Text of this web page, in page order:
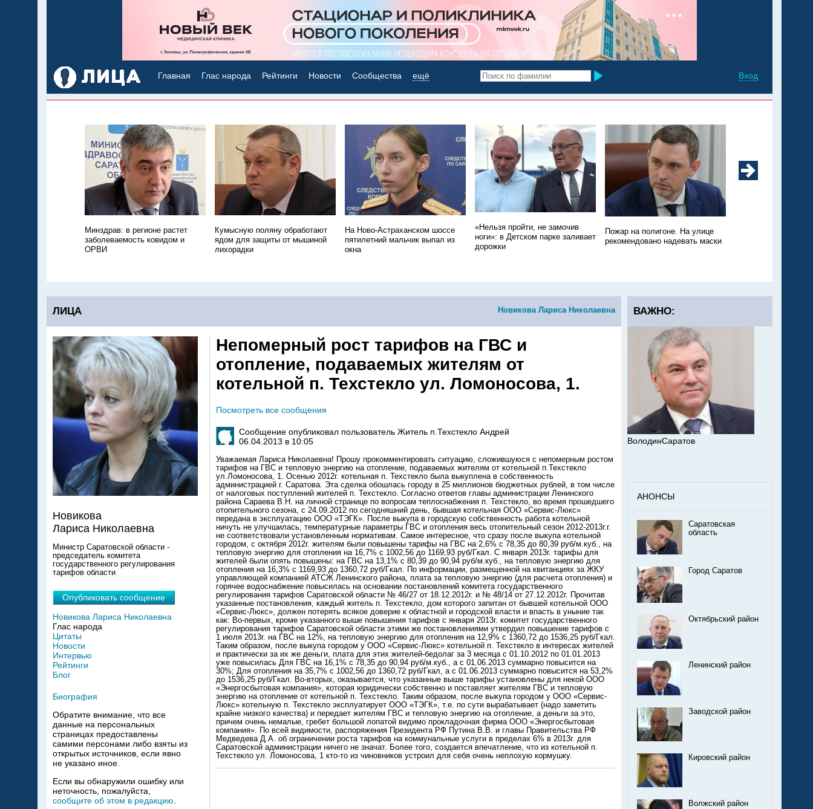
Вход
Главная Глас народа Рейтинги Новости Сообщества ещё
Минздрав: в регионе растет
заболеваемость ковидом и
ОРВИ
Кумысную поляну обработают
ядом для защиты от мышиной
лихорадки
На Ново-Астраханском шоссе
пятилетний мальчик выпал из
окна
«Нельзя пройти, не замочив
ноги»: в Детском парке заливает
дорожки
Пожар на полигоне. На улице
рекомендовано надевать маски
Новикова Лариса Николаевна
ЛИЦА
Непомерный рост тарифов на ГВС и
отопление, подаваемых жителям от
котельной п. Техстекло ул. Ломоносова, 1.
Посмотреть все сообщения
Сообщение опубликовал пользователь Житель п.Техстекло Андрей
06.04.2013 в 10:05
Уважаемая Лариса Николаевна! Прошу прокомментировать ситуацию, сложившуюся с непомерным ростом
тарифов на ГВС и тепловую энергию на отопление, подаваемых жителям от котельной п.Техстекло
ул.Ломоносова, 1. Осенью 2012г. котельная п. Техстекло была выкуплена в собственность
администрацией г. Саратова. Эта сделка обошлась городу в 25 миллионов бюджетных рублей, в том числе
от налоговых поступлений жителей п. Техстекло. Согласно ответов главы администрации Ленинского
района Сараева В.Н. на личной странице по вопросам теплоснабжения п. Техстекло, во время прошедшего
отопительного сезона, с 24.09.2012 по сегодняшний день, бывшая котельная ООО «Сервис-Люкс»
передана в эксплуатацию ООО «ТЭГК». После выкупа в городскую собственность работа котельной
ничуть не улучшилась, температурные параметры ГВС и отопления весь отопительный сезон 2012-2013г.г.
не соответствовали установленным нормативам. Самое интересное, что сразу после выкупа котельной
городом, с октября 2012г. жителям были повышены тарифы на ГВС на 2,6% с 78,35 до 80,39 руб/м.куб., на
тепловую энергию для отопления на 16,7% с 1002,56 до 1169,93 руб/Гкал. С января 2013г. тарифы для
жителей были опять повышены: на ГВС на 13,1% с 80,39 до 90,94 руб/м.куб., на тепловую энергию для
отопления на 16,3% с 1169,93 до 1360,72 руб/Гкал. По информации, размещенной на квитанциях за ЖКУ
управляющей компанией АТСЖ Ленинского района, плата за тепловую энергию (для расчета отопления) и
горячее водоснабжение повысилась на основании постановлений комитета государственного
регулирования тарифов Саратовской области № 46/27 от 18.12.2012г. и № 48/14 от 27.12.2012г. Прочитав
указанные постановления, каждый житель п. Техстекло, дом которого запитан от бывшей котельной ООО
«Сервис-Люкс», должен потерять всякое доверие к областной и городской власти и впасть в уныние так
как: Во-первых, кроме указанного выше повышения тарифов с января 2013г. комитет государственного
регулирования тарифов Саратовской области этими же постановлениями утвердил повышение тарифов с
1 июля 2013г. на ГВС на 12%, на тепловую энергию для отопления на 12,9% с 1360,72 до 1536,25 руб/Гкал.
Таким образом, после выкупа городом у ООО «Сервис-Люкс» котельной п. Техстекло в интересах жителей
и практически за их же деньги, плата для этих жителей-бедолаг за 3 месяца с 01.10.2012 по 01.01.2013
уже повысилась Для ГВС на 16,1% с 78,35 до 90,94 руб/м.куб., а с 01.06.2013 суммарно повысится на
30%; Для отопления на 35,7% с 1002,56 до 1360,72 руб/Гкал, а с 01.06.2013 суммарно повысится на 53,2%
до 1536,25 руб/Гкал. Во-вторых, оказывается, что указанные выше тарифы установлены для некой ООО
«Энергосбытовая компания», которая юридически собственно и поставляет жителям ГВС и тепловую
энергию на отопление от котельной п. Техстекло. Таким образом, после выкупа городом у ООО «Сервис-
Люкс» котельную п. Техстекло эксплуатирует ООО «ТЭГК», т.е. по сути вырабатывает (надо заметить
крайне низкого качества) и передает жителям ГВС и тепловую энергию на отопление, а деньги за это,
причем очень немалые, гребет большой лопатой видимо прокладочная фирма ООО «Энергосбытовая
компания». По всей видимости, распоряжения Президента РФ Путина В.В. и главы Правительства РФ
Медведева Д.А. об ограничении роста тарифов на коммунальные услуги в пределах 6% в 2013г. для
Саратовской администрации ничего не значат. Более того, создается впечатление, что из котельной п.
Техстекло ул. Ломоносова, 1 кто-то из чиновников устроил для себя очень неплохую кормушку.
Новикова
Лариса Николаевна
Министр Саратовской области -
председатель комитета
государственного регулирования
тарифов области
Опубликовать сообщение
Новикова Лариса Николаевна
Глас народа
Цитаты
Новости
Интервью
Рейтинги
Блог
Биография
Обратите внимание, что все
данные на персональных
страницах предоставлены
самими персонами либо взяты из
открытых источников, если явно
не указано иное.
Если вы обнаружили ошибку или
неточность, пожалуйста,
сообщите об этом в редакцию
ВАЖНО:
ВолодинСаратов
АНОНСЫ
Саратовская
область
Город Саратов
Октябрьский район
Ленинский район
Заводской район
Кировский район
Волжский район